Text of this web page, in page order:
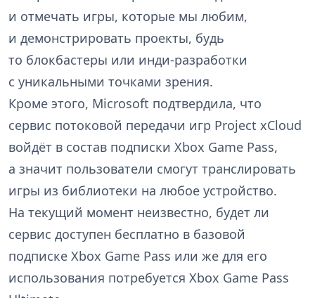
и отмечать игры, которые мы любим,
и демонстрировать проекты, будь
то блокбастеры или инди-разработки
с уникальными точками зрения.
Кроме этого, Microsoft подтвердила, что
сервис потоковой передачи игр Project xCloud
войдёт в состав подписки Xbox Game Pass,
а значит пользователи смогут транслировать
игры из библиотеки на любое устройство.
На текущий момент неизвестно, будет ли
сервис доступен бесплатно в базовой
подписке Xbox Game Pass или же для его
использования потребуется Xbox Game Pass